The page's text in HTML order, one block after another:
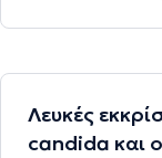
Λευκές
candida και